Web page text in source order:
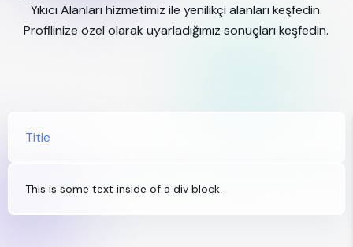
Yıkıcı Alanları hizmetimiz ile yenilikçi alanları keşfedin.
Profilinize özel olarak uyarladığımız sonuçları keşfedin.
Title
This is some text inside of a div block.